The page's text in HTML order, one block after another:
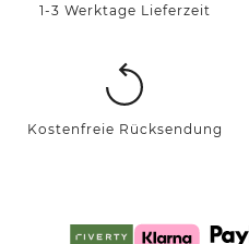
1-3 Werktage Lieferzeit
Kostenfreie Rücksendung